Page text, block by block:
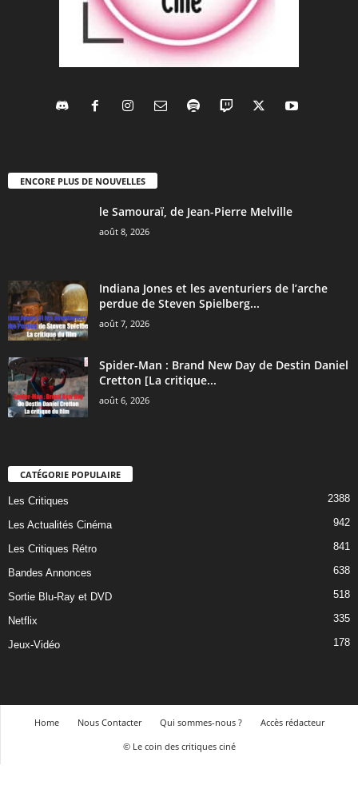
ENCORE PLUS DE NOUVELLES
le Samouraï, de Jean-Pierre Melville
août 8, 2026
Indiana Jones et les aventuriers de l’arche
perdue de Steven Spielberg...
août 7, 2026
Spider-Man : Brand New Day de Destin Daniel
Cretton [La critique...
août 6, 2026
CATÉGORIE POPULAIRE
Les Critiques 2388
Les Actualités Cinéma 942
Les Critiques Rétro 841
Bandes Annonces 638
Sortie Blu-Ray et DVD 518
Netflix 335
Jeux-Vidéo 178
Home Nous Contacter Qui sommes-nous ?
Accès rédacteur
© Le coin des critiques ciné